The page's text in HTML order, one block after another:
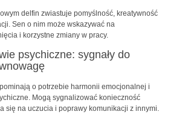
delfin zwiastuje pomyślność, kreatywność
Sen o nim może wskazywać na
i korzystne zmiany w pracy.
psychiczne: sygnały do
o potrzebie harmonii emocjonalnej i
Mogą sygnalizować konieczność
się na uczucia i poprawy komunikacji z innymi.